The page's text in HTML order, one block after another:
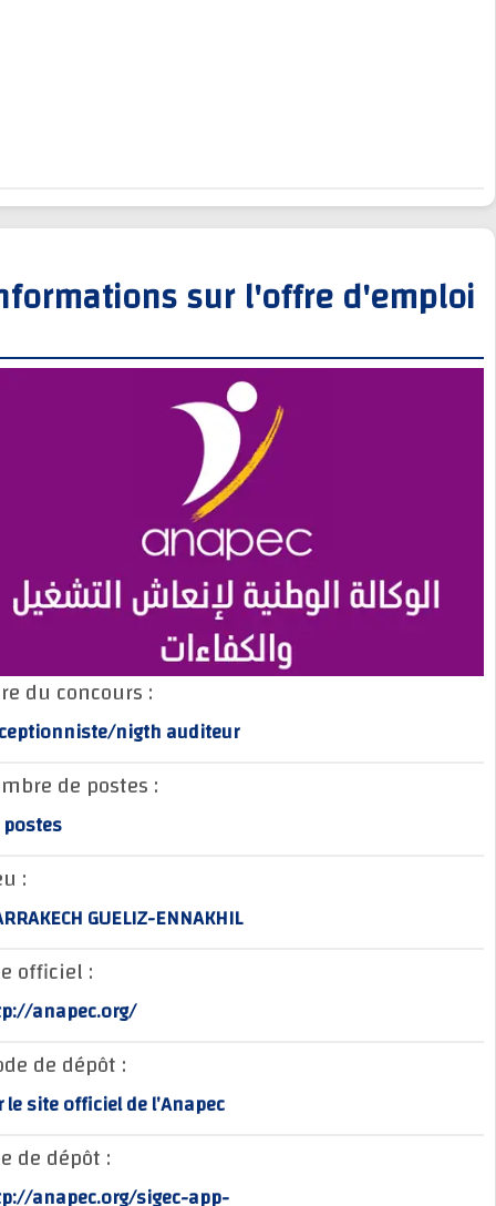
Informations sur l'offre
Titre du concours :
Réceptionniste/nigth auditeur
Nombre de postes :
20 postes
Lieu :
MARRAKECH GUELIZ-ENNAKHIL
Site officiel :
http://anapec.org/
Mode de dépôt :
sur le site officiel de l’Anapec
Site de dépôt :
http://anapec.org/sigec-app-